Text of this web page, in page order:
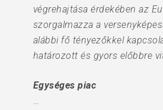
végrehajtása érdekében az
szorgalmazza a
alábbi fő tényezőkkel
határozott és gyors előbbre
Egységes piac
…